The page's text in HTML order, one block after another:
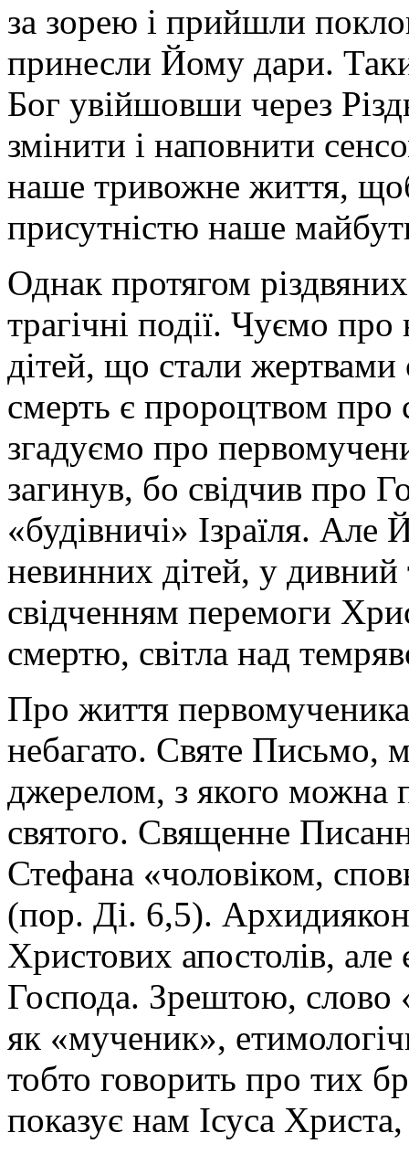
за зорею і прийшли
принесли Йому дари.
Бог увійшовши через
змінити і наповнити
наше тривожне життя,
присутністю наше
Однак протягом
трагічні події. Чуємо
дітей, що стали жертвами
смерть є пророцтвом про
згадуємо про
загинув, бо свідчив про
«будівничі» Ізраїля.
невинних дітей, у дивний
свідченням перемоги
смертю, світла над
Про життя
небагато. Святе Письмо,
джерелом, з якого можна
святого. Священне
Стефана «чоловіком,
(пор. Ді. 6,5). Архидиякон
Христових апостолів,
Господа. Зрештою, слово
як «мученик»,
тобто говорить про тих
показує нам Ісуса